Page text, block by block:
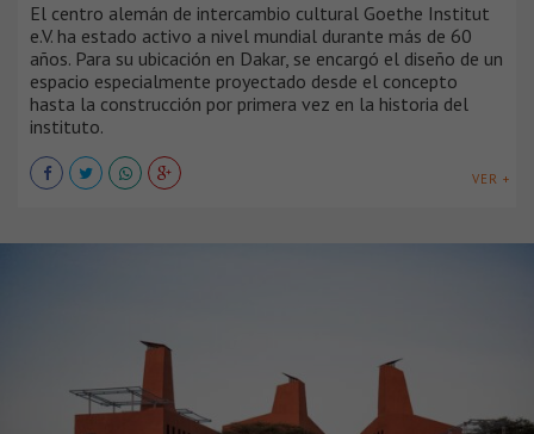
El centro alemán de intercambio cultural Goethe Institut
e.V. ha estado activo a nivel mundial durante más de 60
años. Para su ubicación en Dakar, se encargó el diseño de un
espacio especialmente proyectado desde el concepto
hasta la construcción por primera vez en la historia del
instituto.
VER +